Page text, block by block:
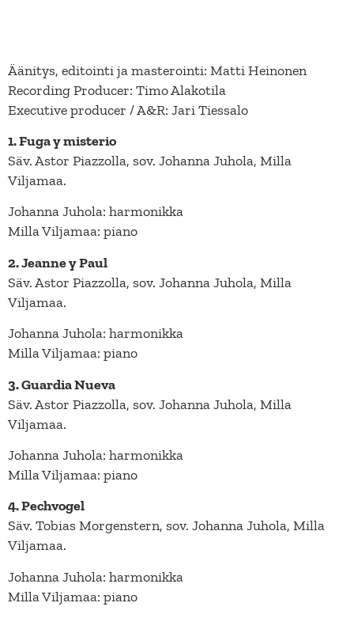
Äänitys, editointi ja masterointi: Matti Heinonen
Recording Producer: Timo Alakotila
Executive producer / A&R: Jari Tiessalo
1. Fuga y misterio
Säv. Astor Piazzolla, sov. Johanna Juhola, Milla
Viljamaa.
Johanna Juhola: harmonikka
Milla Viljamaa: piano
2. Jeanne y Paul
Säv. Astor Piazzolla, sov. Johanna Juhola, Milla
Viljamaa.
Johanna Juhola: harmonikka
Milla Viljamaa: piano
3. Guardia Nueva
Säv. Astor Piazzolla, sov. Johanna Juhola, Milla
Viljamaa.
Johanna Juhola: harmonikka
Milla Viljamaa: piano
4. Pechvogel
Säv. Tobias Morgenstern, sov. Johanna Juhola, Milla
Viljamaa.
Johanna Juhola: harmonikka
Milla Viljamaa: piano